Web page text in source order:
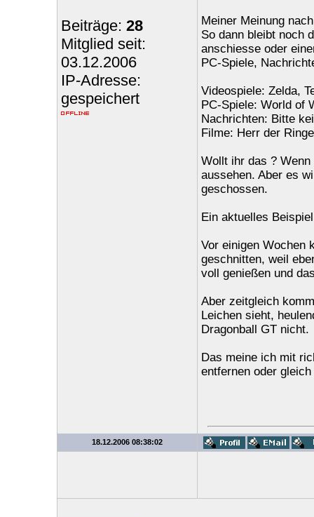
Beiträge: 28
Mitglied seit:
03.12.2006
IP-Adresse:
gespeichert
Meiner Meinung
So dann bleibt noch
anschiesse oder
PC-Spiele,
Videospiele: Zelda,
PC-Spiele: World of
Nachrichten: Bitte
Filme: Herr der
Wollt ihr das ?
aussehen. Aber es
geschossen.
Ein aktuelles
Vor einigen Wochen
geschnitten, weil
voll genießen und
Aber zeitgleich
Leichen sieht,
Dragonball GT nicht.
Das meine ich mit
entfernen oder
18.12.2006 08:38:02